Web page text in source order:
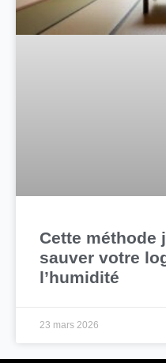
Cette méthode
sauver votre
l’humidité
23 mars 2026